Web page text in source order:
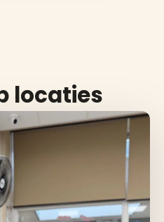
locaties